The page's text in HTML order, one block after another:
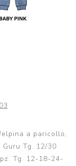
a paricollo,
Tg. 12/30
Tg. 12-18-24-